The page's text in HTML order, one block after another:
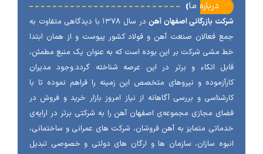
درباره ما
بازرگانی اصفهان آهن
در سال ۱۳۷۸ با دیدگاهی متفاوت به
فعالان صنعت آهن و فولاد کشور پیوست و از همان ابتدا
مشی شرکت بر این بوده است که به عنوان یک منبع مطمئن،
اتکاء و برتر در این عرصه شناخته گردد.وجود مدیران
و نیروهای متخصص این زمینه را فراهم نموده تا با
و بررسی آگاهانه از نیاز امروز بازار خرید و فروش در
مجازی مجموعه‌ی اصفهان آهن را به شرکتی برتر در ارایه‌ی
متمایز به آهن فروشان، شرکت های عمرانی و ساختمانی،
سازان، سازمان ها و ارگان های دولتی و خصوصی تبدیل